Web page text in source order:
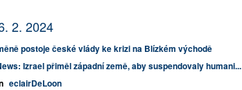
2. 2024
postoje české vlády ke krizi na Blízkém východě
Izrael přiměl západní země, aby suspendovaly humani...
eclairDeLoon